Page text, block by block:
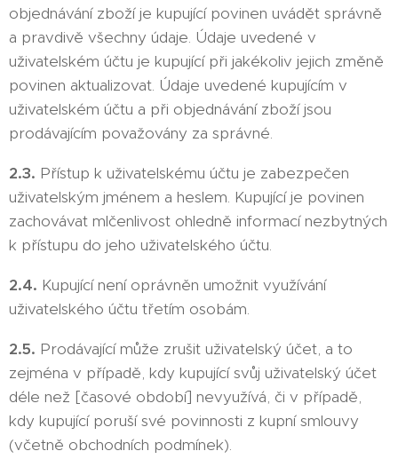
objednávání zboží je kupující povinen uvádět správně
a pravdivě všechny údaje. Údaje uvedené v
uživatelském účtu je kupující při jakékoliv jejich změně
povinen aktualizovat. Údaje uvedené kupujícím v
uživatelském účtu a při objednávání zboží jsou
prodávajícím považovány za správné.
2.3. Přístup k uživatelskému účtu je zabezpečen
uživatelským jménem a heslem. Kupující je povinen
zachovávat mlčenlivost ohledně informací nezbytných
k přístupu do jeho uživatelského účtu.
2.4. Kupující není oprávněn umožnit využívání
uživatelského účtu třetím osobám.
2.5. Prodávající může zrušit uživatelský účet, a to
zejména v případě, kdy kupující svůj uživatelský účet
déle než [časové období] nevyužívá, či v případě,
kdy kupující poruší své povinnosti z kupní smlouvy
(včetně obchodních podmínek).